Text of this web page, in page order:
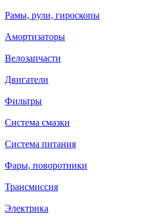
Рамы, рули, гироскопы
Амортизаторы
Велозапчасти
Двигатели
Фильтры
Система смазки
Система питания
Фары, поворотники
Трансмиссия
Электрика